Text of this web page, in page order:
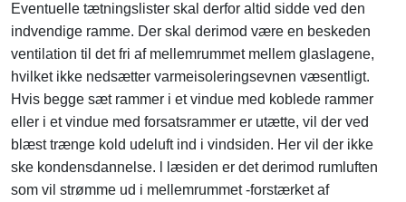
Eventuelle tætningslister skal derfor altid sidde ved den
indvendige ramme. Der skal derimod være en beskeden
ventilation til det fri af mellemrummet mellem glaslagene,
hvilket ikke nedsætter varmeisoleringsevnen væsentligt.
Hvis begge sæt rammer i et vindue med koblede rammer
eller i et vindue med forsatsrammer er utætte, vil der ved
blæst trænge kold udeluft ind i vindsiden. Her vil der ikke
ske kondensdannelse. l læsiden er det derimod rumluften
som vil strømme ud i mellemrummet -forstærket af